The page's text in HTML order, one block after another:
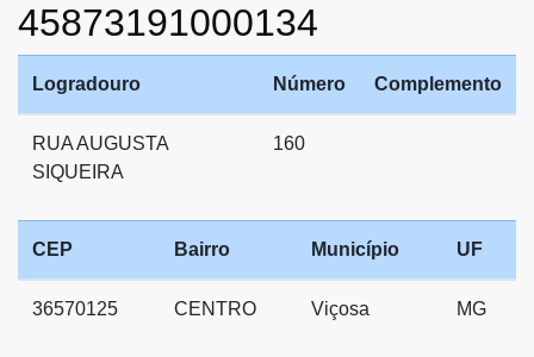
45873191000134
Logradouro Número Complemento
RUA AUGUSTA
SIQUEIRA
160
CEP Bairro Município UF
36570125 CENTRO Viçosa MG